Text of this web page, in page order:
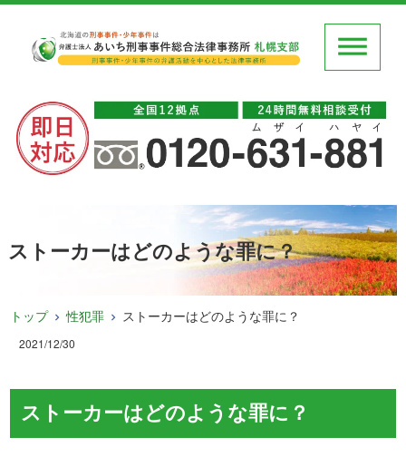
ストーカーはどのような罪に？
トップ 性犯罪 ストーカーはどのような罪に？
2021/12/30
ストーカーはどのような罪に？